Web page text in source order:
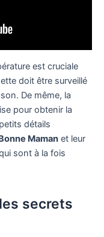
est cruciale
doit être surveillé
De même, la
pour obtenir la
détails
Maman et leur
sont à la fois
secrets